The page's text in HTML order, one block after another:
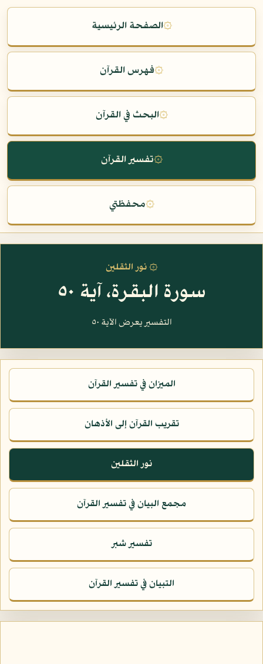
۞الصفحة الرئيسية
۞فهرس القرآن
۞البحث في القرآن
۞تفسير القرآن
۞محفظتي
۞ نور الثقلين
سورة البقرة، آية ٥٠
التفسير يعرض الآية ٥٠
الميزان في تفسير القرآن
تقريب القرآن إلى الأذهان
نور الثقلين
مجمع البيان في تفسير القرآن
تفسير شبر
التبيان في تفسير القرآن